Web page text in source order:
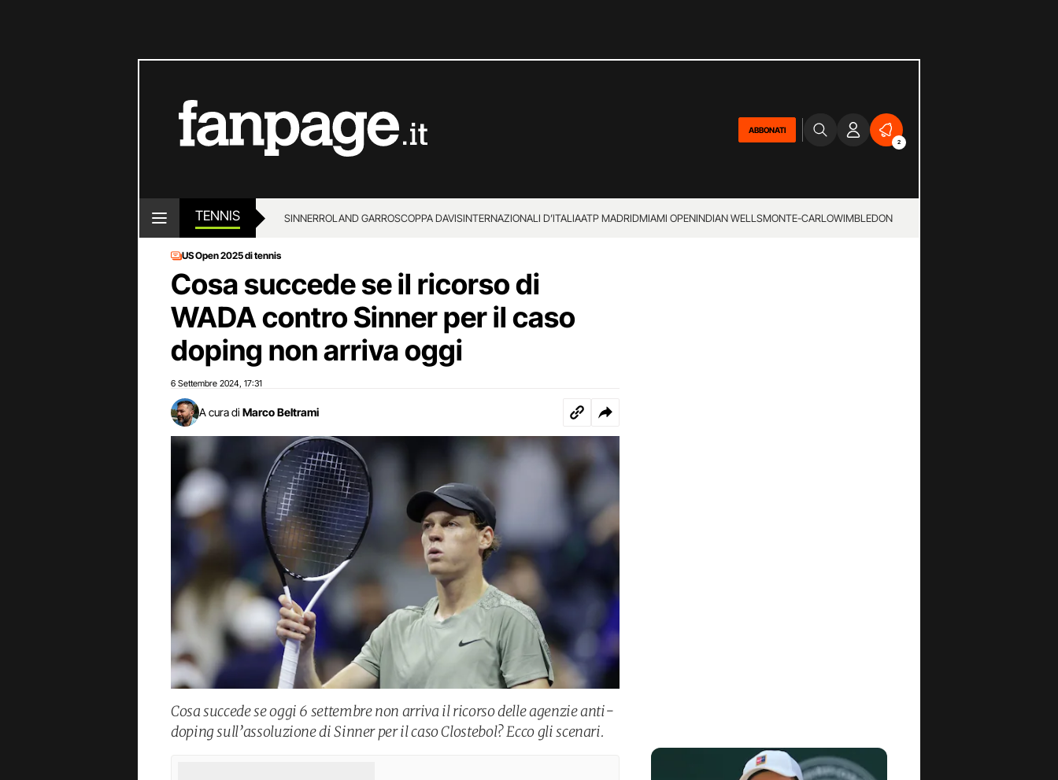
ABBONATI
2
TENNIS SINNERROLAND GARROSCOPPA DAVISINTERNAZIONALI D’ITALIAATP MADRIDMIAMI OPENINDIAN WELLSMONTE-CARLOWIMBLEDON
US Open 2025 di tennis
Cosa succede se il ricorso di
WADA contro Sinner per il caso
doping non arriva oggi
6 Settembre 2024 17:31
A cura di Marco Beltrami
Cosa succede se oggi 6 settembre non arriva il ricorso delle agenzie anti-
doping sull’assoluzione di Sinner per il caso Clostebol? Ecco gli scenari.